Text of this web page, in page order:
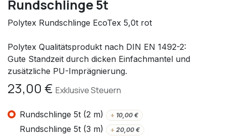
Rundschlinge 5t
Polytex Rundschlinge EcoTex 5,0t rot
Polytex Qualitätsprodukt nach DIN EN 1492-2:
Gute Standzeit durch dicken Einfachmantel und
zusätzliche PU-Imprägnierung.
23,00 € Exklusive Steuern
Rundschlinge 5t (2 m) + 10,00€
Rundschlinge 5t (3 m) + 20,00€